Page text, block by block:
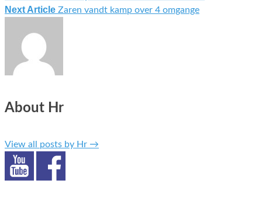
Next Article Zaren vandt kamp over 4 omgange
About Hr
View all posts by Hr →